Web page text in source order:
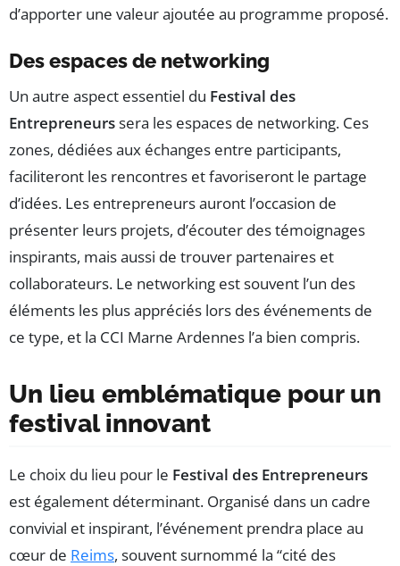
d’apporter une valeur ajoutée au programme proposé.
Des espaces de networking
Un autre aspect essentiel du Festival des
Entrepreneurssera les espaces de networking. Ces
zones, dédiées aux échanges entre participants,
faciliteront les rencontres et favoriseront le partage
d’idées. Les entrepreneurs auront l’occasion de
présenter leurs projets, d’écouter des témoignages
inspirants, mais aussi de trouver partenaires et
collaborateurs. Le networking est souvent l’un des
éléments les plus appréciés lors des événements de
ce type, et la CCI Marne Ardennes l’a bien compris.
Un lieu emblématique pour un
festival innovant
Le choix du lieu pour le Festival des Entrepreneurs
est également déterminant. Organisé dans un cadre
convivial et inspirant, l’événement prendra place au
cœur de Reims, souvent surnommé la “cité des